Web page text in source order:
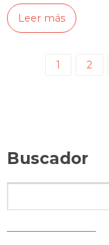
Leer más
1 2
Buscador